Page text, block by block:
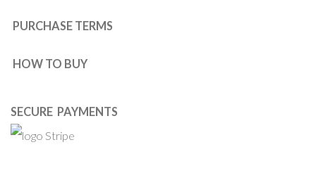
PURCHASE TERMS
HOW TO BUY
SECURE PAYMENTS